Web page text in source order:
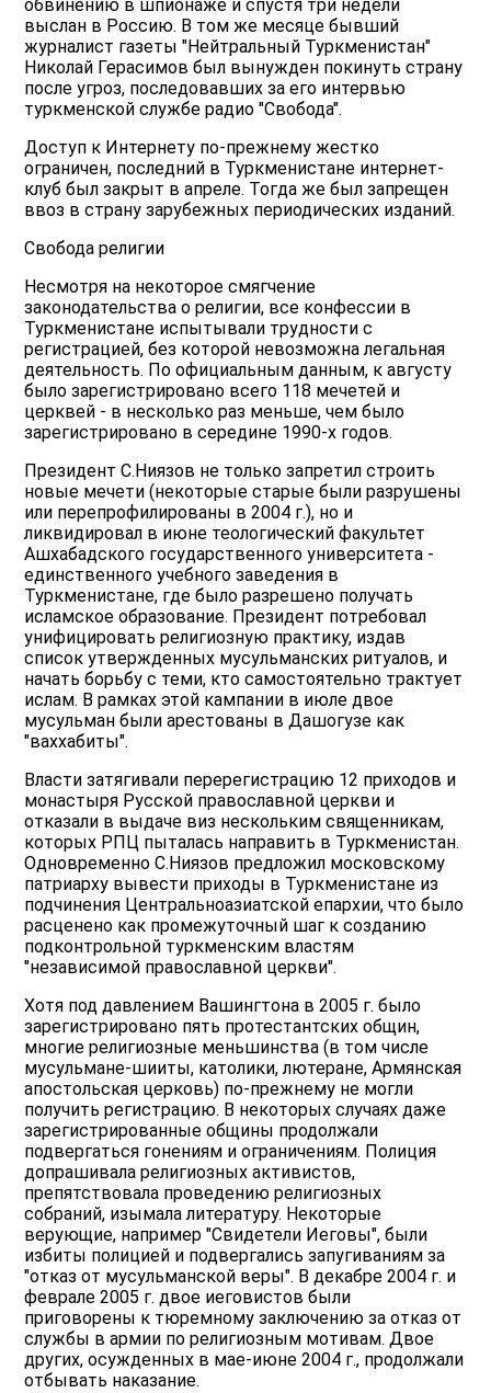
обвинению в шпионаже и спустя три недели
выслан в Россию. В том же месяце бывший
журналист газеты "Нейтральный Туркменистан"
Николай Герасимов был вынужден покинуть страну
после угроз, последовавших за его интервью
туркменской службе радио "Свобода".
Доступ к Интернету по-прежнему жестко
ограничен, последний в Туркменистане интернет-
клуб был закрыт в апреле. Тогда же был запрещен
ввоз в страну зарубежных периодических изданий.
Свобода религии
Несмотря на некоторое смягчение
законодательства о религии, все конфессии в
Туркменистане испытывали трудности с
регистрацией, без которой невозможна легальная
деятельность. По официальным данным, к августу
было зарегистрировано всего 118 мечетей и
церквей - в несколько раз меньше, чем было
зарегистрировано в середине 1990-х годов.
Президент С.Ниязов не только запретил строить
новые мечети (некоторые старые были разрушены
или перепрофилированы в 2004 г.), но и
ликвидировал в июне теологический факультет
Ашхабадского государственного университета -
единственного учебного заведения в
Туркменистане, где было разрешено получать
исламское образование. Президент потребовал
унифицировать религиозную практику, издав
список утвержденных мусульманских ритуалов, и
начать борьбу с теми, кто самостоятельно трактует
ислам. В рамках этой кампании в июле двое
мусульман были арестованы в Дашогузе как
"ваххабиты".
Власти затягивали перерегистрацию 12 приходов и
монастыря Русской православной церкви и
отказали в выдаче виз нескольким священникам,
которых РПЦ пыталась направить в Туркменистан.
Одновременно С.Ниязов предложил московскому
патриарху вывести приходы в Туркменистане из
подчинения Центральноазиатской епархии, что было
расценено как промежуточный шаг к созданию
подконтрольной туркменским властям
"независимой православной церкви".
Хотя под давлением Вашингтона в 2005 г. было
зарегистрировано пять протестантских общин,
многие религиозные меньшинства (в том числе
мусульмане-шииты, католики, лютеране, Армянская
апостольская церковь) по-прежнему не могли
получить регистрацию. В некоторых случаях даже
зарегистрированные общины продолжали
подвергаться гонениям и ограничениям. Полиция
допрашивала религиозных активистов,
препятствовала проведению религиозных
собраний, изымала литературу. Некоторые
верующие, например "Свидетели Иеговы", были
избиты полицией и подвергались запугиваниям за
"отказ от мусульманской веры". В декабре 2004 г. и
феврале 2005 г. двое иеговистов были
приговорены к тюремному заключению за отказ от
службы в армии по религиозным мотивам. Двое
других, осужденных в мае-июне 2004 г., продолжали
отбывать наказание.